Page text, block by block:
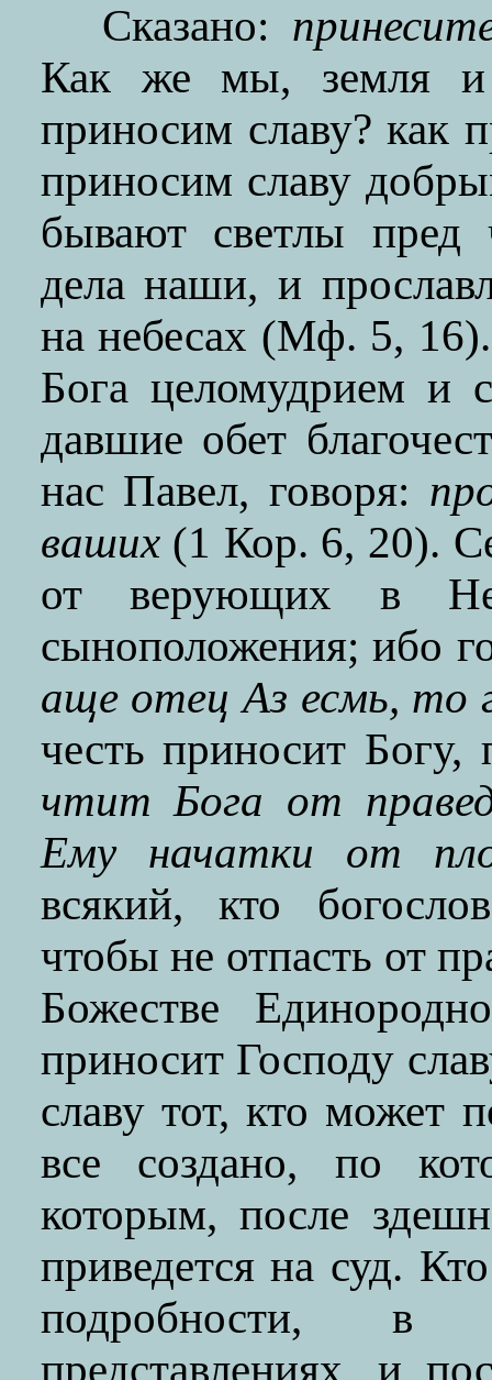
Сказано:
Как же мы, земля и
приносим славу?
приносим славу
бывают светлы пред
дела наши, и
на небесах (Мф. 5,
Бога целомудрием и
давшие обет
нас Павел, говоря:
ваших(1 Кор. 6, 20).
от верующих в
сыноположения; ибо
аще отец Аз есмь, то
честь приносит
чтит Бога от
Ему начатки от
всякий, кто
чтобы не отпасть от
Божестве
приносит Господу
славу тот, кто может
все создано, по
которым, после
приведется на суд.
подробности,
представлениях, и